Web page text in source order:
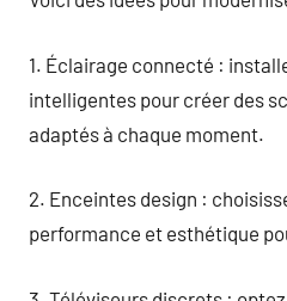
1. Éclairage connecté :
intelligentes pour créer des
adaptés à chaque moment.
2. Enceintes design :
performance et esthétique